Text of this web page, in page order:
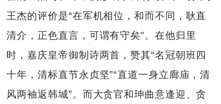
王杰的评价是“在军机相位，和而不同，耿直
清介，正色直言，可谓有守矣”。在他归里
时，嘉庆皇帝御制诗两首，赞其“名冠朝班四
十年，清标直节永贞坚”“直道一身立廊庙，清
风两袖返韩城”。而大贪官和珅曲意逢迎、贪